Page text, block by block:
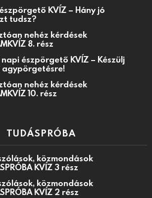
KVÍZ – Hány jó
tudsz?
nehéz kérdések
8. rész
napi észpörgető KVÍZ – Készülj
agypörgetésre!
nehéz kérdések
10. rész
TUDÁSPRÓBA
közmondások
KVÍZ 3 rész
közmondások
KVÍZ 2 rész